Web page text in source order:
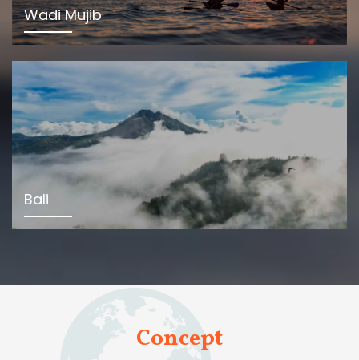
Wadi Mujib
Bali
Concept